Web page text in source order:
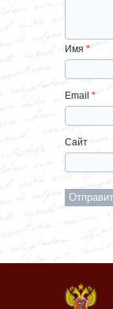
Имя *
Email *
Сайт